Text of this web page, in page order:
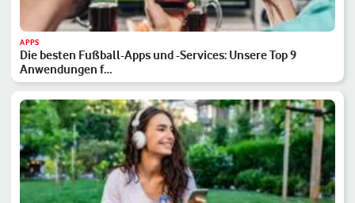
APPS
Die besten Fußball-Apps und -Services: Unsere Top 9
Anwendungen f…